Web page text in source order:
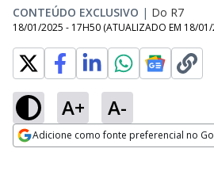
CONTEÚDO EXCLUSIVO | Do R7
18/01/2025 - 17H50 (ATUALIZADO EM 18/
A+ A-
Adicione como fonte preferencial no